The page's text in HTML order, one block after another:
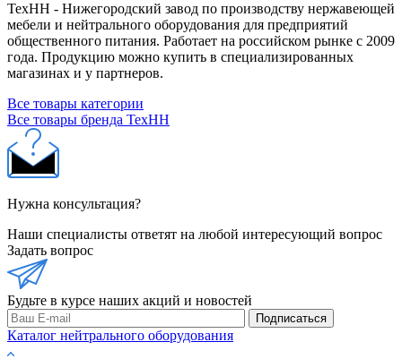
ТехНН - Нижегородский завод по производству нержавеющей
мебели и нейтрального оборудования для предприятий
общественного питания. Работает на российском рынке с 2009
года. Продукцию можно купить в специализированных
магазинах и у партнеров.
Все товары категории
Все товары бренда ТехНН
Нужна консультация?
Наши специалисты ответят на любой интересующий вопрос
Задать вопрос
Будьте в курсе наших акций и новостей
Подписаться
Каталог нейтрального оборудования